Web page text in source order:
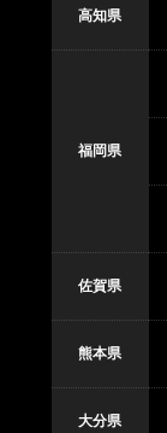
高知県
福岡県
佐賀県
熊本県
大分県